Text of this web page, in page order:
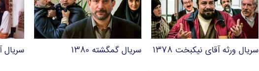
سریال ورثه آقای نیکبخت ۱۳۷۸ سریال گمگشته ۱۳۸۰ سریال